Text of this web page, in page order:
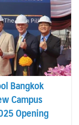
Bangkok
Campus
Opening